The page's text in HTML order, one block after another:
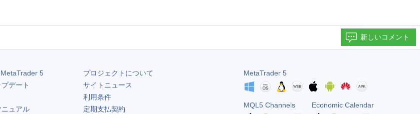
新しいコメント
MetaTrader 5
デート
ュアル
プロジェクトについて
サイトニュース
利用条件
定期支払契約
MetaTrader 5
MQL5 Channels Economic Calendar